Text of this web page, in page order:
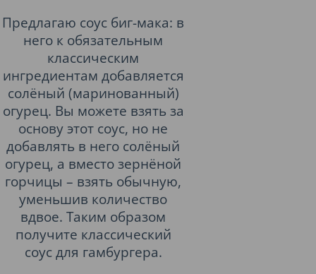
Предлагаю соус биг-мака: в
него к обязательным
классическим
ингредиентам добавляется
солёный (маринованный)
огурец. Вы можете взять за
основу этот соус, но не
добавлять в него солёный
огурец, а вместо зернёной
горчицы – взять обычную,
уменьшив количество
вдвое. Таким образом
получите классический
соус для гамбургера.